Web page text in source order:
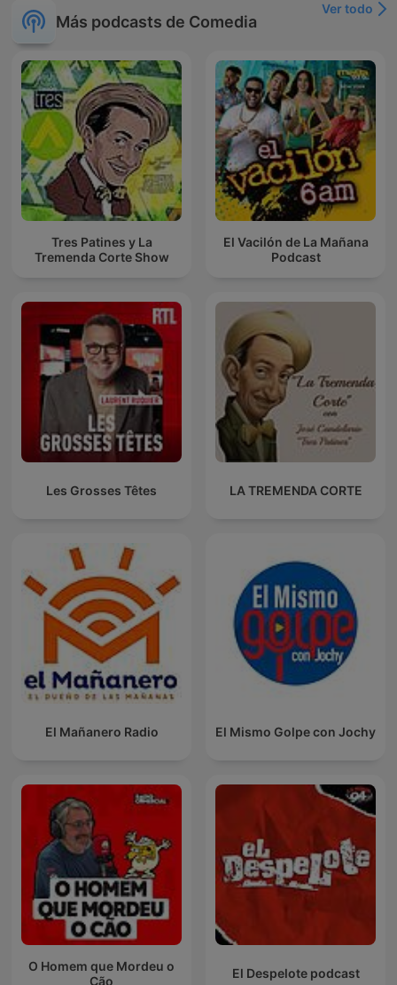
Más podcasts de Comedia
Ver todo
Tres Patines y La
Tremenda Corte Show
El Vacilón de La Mañana
Podcast
Les Grosses Têtes LA TREMENDA CORTE
El Mañanero Radio El Mismo Golpe con Jochy
O Homem que Mordeu o
Cão
El Despelote podcast